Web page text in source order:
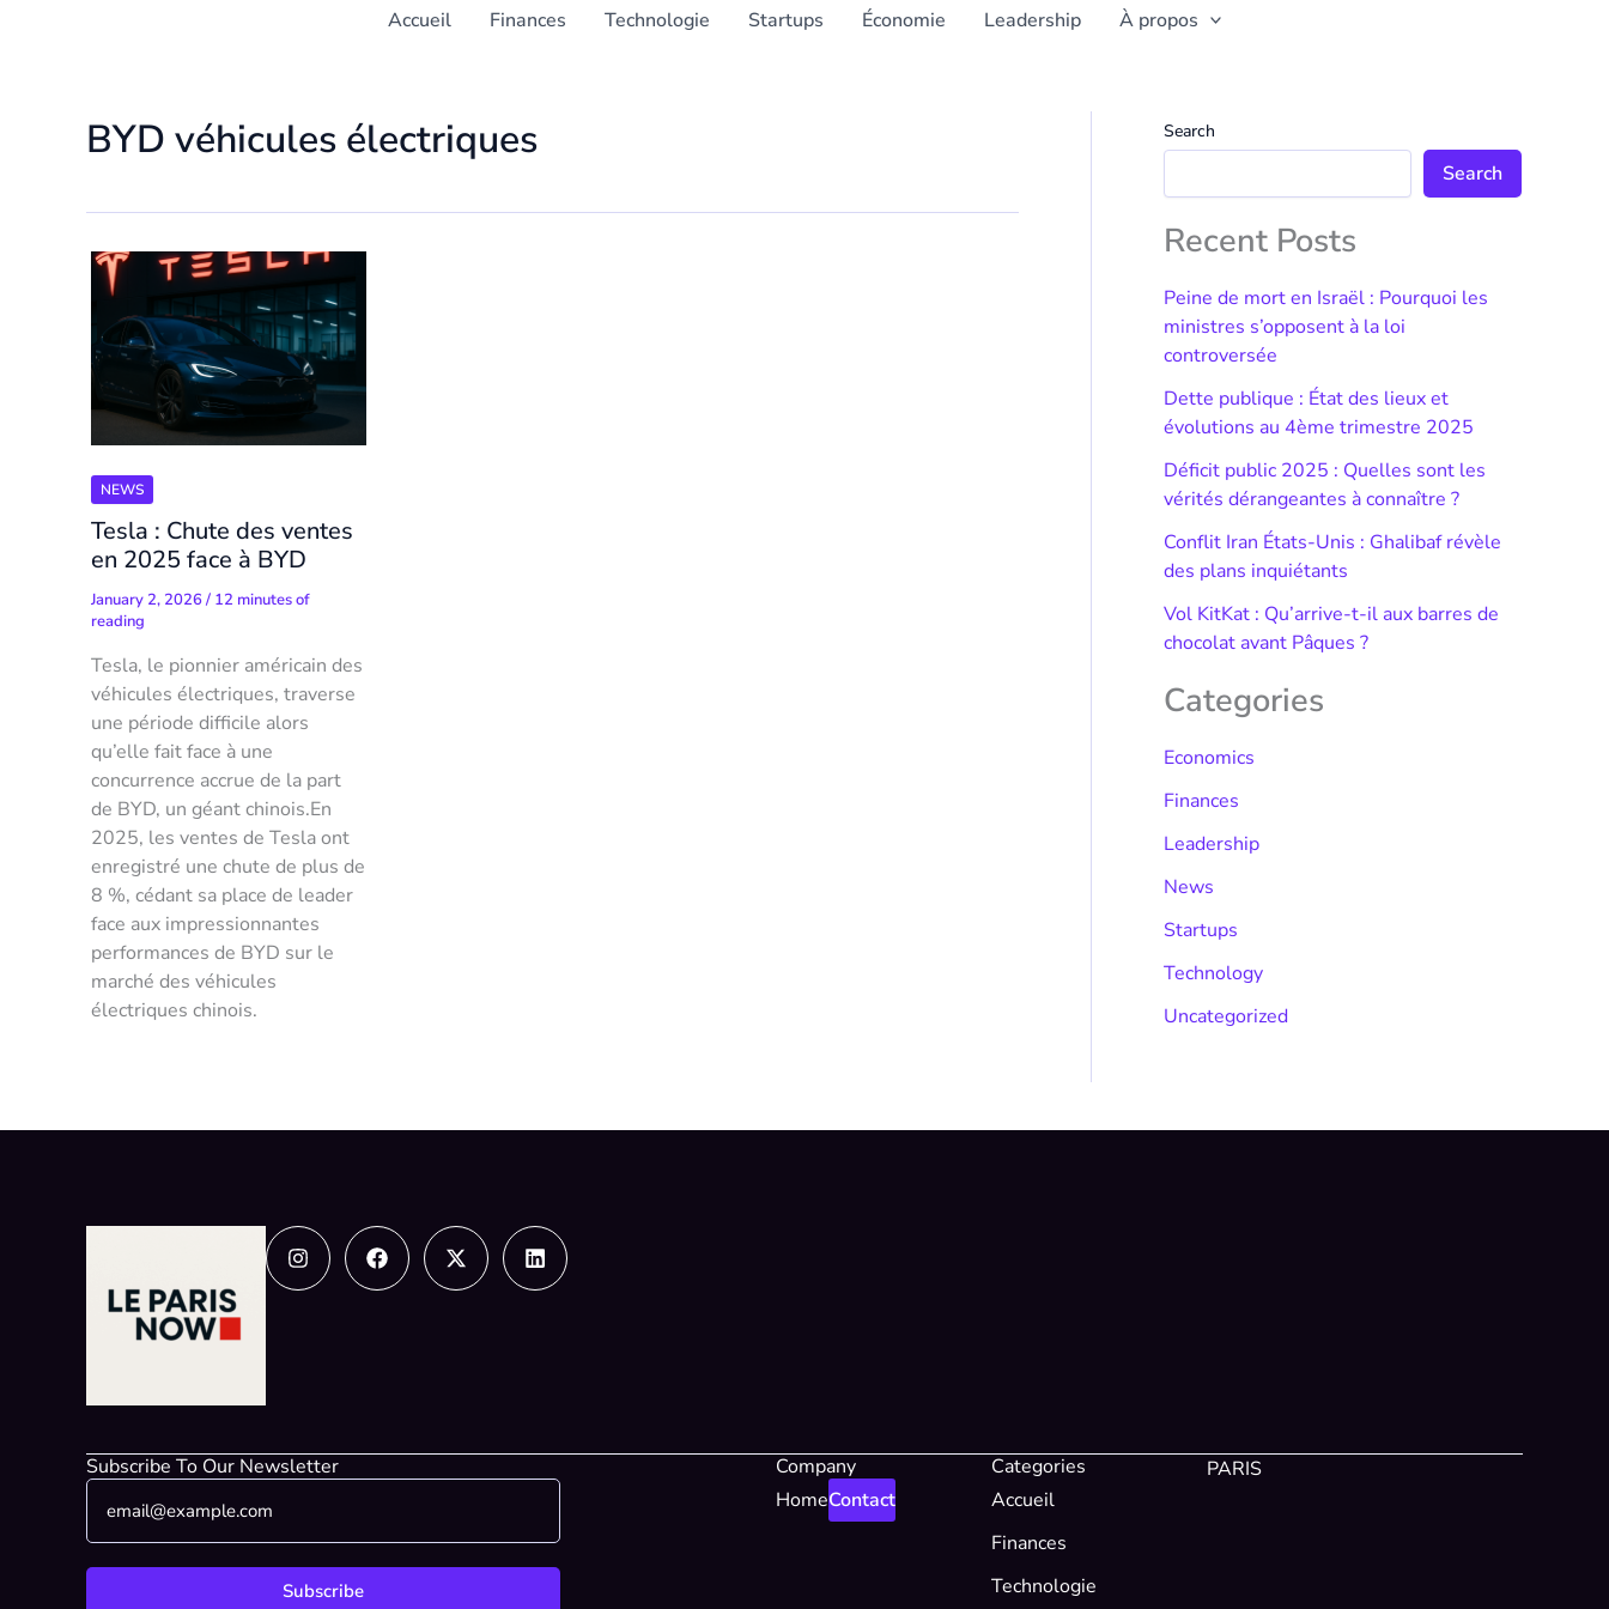
Accueil Finances Technologie Startups Économie Leadership À propos
BYD véhicules électriques
NEWS
Tesla : Chute des ventes
en 2025 face à BYD
January 2, 2026/ 12 minutes of
reading
Tesla, le pionnier américain des
véhicules électriques, traverse
une période difficile alors
qu’elle fait face à une
concurrence accrue de la part
de BYD, un géant chinois.En
2025, les ventes de Tesla ont
enregistré une chute de plus de
8 %, cédant sa place de leader
face aux impressionnantes
performances de BYD sur le
marché des véhicules
électriques chinois.
Search
Search
Recent Posts
Peine de mort en Israël : Pourquoi les
ministres s’opposent à la loi
controversée
Dette publique : État des lieux et
évolutions au 4ème trimestre 2025
Déficit public 2025 : Quelles sont les
vérités dérangeantes à connaître ?
Conflit Iran États-Unis : Ghalibaf révèle
des plans inquiétants
Vol KitKat : Qu’arrive-t-il aux barres de
chocolat avant Pâques ?
Categories
Economics
Finances
Leadership
News
Startups
Technology
Uncategorized
InstagramFacebookX-
twitter
Linkedin
Subscribe To Our Newsletter
*
*
E
a
Subscribe
Company
HomeContact
Categories
Accueil
Finances
Technologie
PARIS